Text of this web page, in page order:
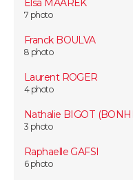
FORUM
Bricolage
Lifestyle
Culture
Sport
Auto
Television
Voyage
Cinema
Elsa MAAREK
7 photo
Franck BOULVA
8 photo
Laurent ROGER
4 photo
Nathalie BIGOT
3 photo
Raphaelle GAFSI
6 photo